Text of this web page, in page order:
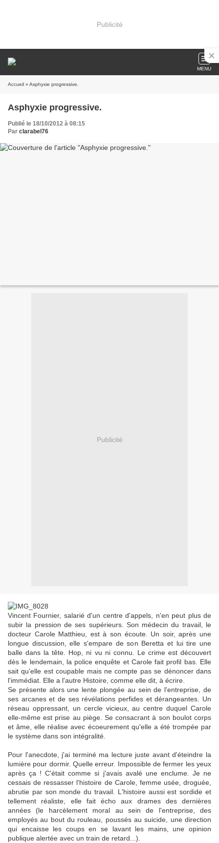
Publicité
MENU
Accueil » Asphyxie progressive.
Asphyxie progressive.
Publié le 18/10/2012 à 08:15
Par clarabel76
Publicité
Vincent Fournier, salarié d'un centre d'appels, n'en peut plus de
subir la pression de ses supérieurs. Son médecin du travail, le
docteur Carole Matthieu, est à son écoute. Un soir, après une
longue discussion, elle s'empare de son Beretta et lui tire une
balle dans la tête. Hop, ni vu ni connu. Le crime est découvert
dès le lendemain, la police enquête et Carole fait profil bas. Elle
sait qu'elle est coupable mais ne compte pas se dénoncer dans
l'immédiat. Elle a l'autre Histoire, comme elle dit, à écrire.
Se présente alors une lente plongée au sein de l'entreprise, de
ses arcanes et de ses révélations perfides et dérangeantes. Un
réseau oppressant, un cercle vicieux, au centre duquel Carole
elle-même est prise au piège. Se consacrant à son boulot corps
et âme, elle réalise avec écoeurement qu'elle a été trompée par
le système dans son intégralité.
Pour l'anecdote, j'ai terminé ma lecture juste avant d'éteindre la
lumière pour dormir. Quelle erreur. Impossible de fermer les yeux
après ça ! C'était comme si j'avais avalé une enclume. Je ne
cessais de ressasser l'histoire de Carole, femme usée, droguée,
abrutie par son monde du travail. L'histoire aussi est sordide et
tellement réaliste, elle fait écho aux drames des dernières
années (le harcèlement moral au sein de l'entreprise, des
employés au bout du rouleau, poussés au suicide, une direction
qui encaisse les coups en se lavant les mains, une opinion
publique alertée avec un train de retard...).